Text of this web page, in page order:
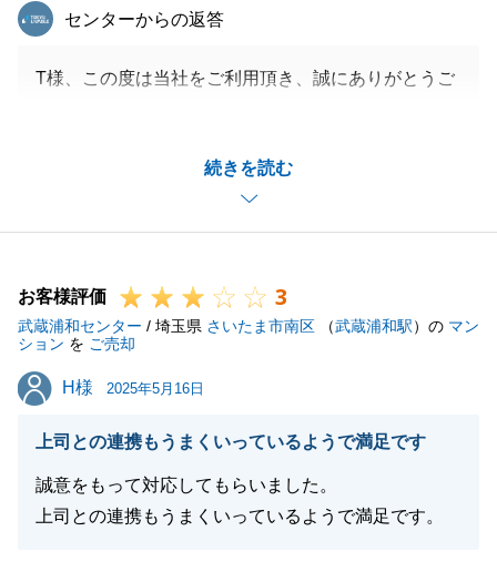
続きを読む
東急リバブル
センターからの返答
T様、この度は当社をご利用頂き、誠にありがとうご
T様とお取引させていただいた思い出は、今でも鮮明
また、機会がございましたら、お気軽にご相談下さい
ご新居でお幸せにお過ごし頂けることを、心よりお祈
りしております。
今後とも宜しくお願いいたします。
閉じる
お客様評価 3
武蔵浦和センター / 埼玉県 さいたま市南区 （武蔵浦和駅）の マン
ション を ご売却
H様
H様 2025年5月16日
上司との連携もうまくいっているようで満足です
誠意をもって対応してもらいました。
上司との連携もうまくいっているようで満足です。